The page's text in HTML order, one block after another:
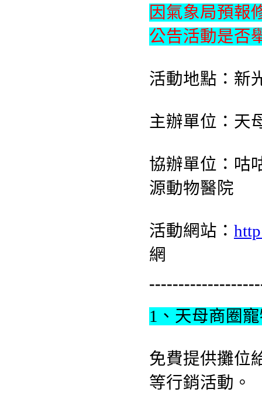
因氣象局預報
公告活動是否
活動地點：新
主辦單位：天
協辦單位：咕
源動物醫院
活動網站：
網
1、天母商圈
免費提供攤位
等行銷活動。